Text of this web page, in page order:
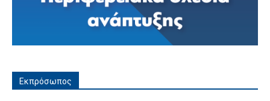
Εκπρόσωπος